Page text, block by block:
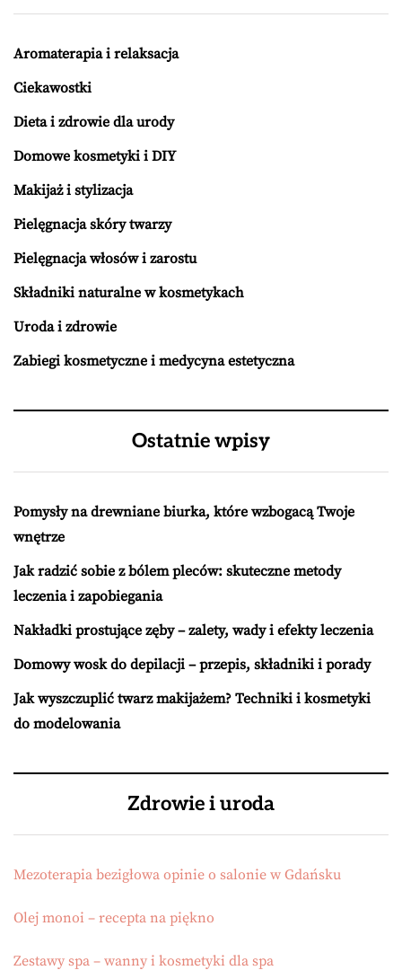
Aromaterapia i relaksacja
Ciekawostki
Dieta i zdrowie dla urody
Domowe kosmetyki i DIY
Makijaż i stylizacja
Pielęgnacja skóry twarzy
Pielęgnacja włosów i zarostu
Składniki naturalne w kosmetykach
Uroda i zdrowie
Zabiegi kosmetyczne i medycyna estetyczna
Ostatnie wpisy
Pomysły na drewniane biurka, które wzbogacą Twoje
wnętrze
Jak radzić sobie z bólem pleców: skuteczne metody
leczenia i zapobiegania
Nakładki prostujące zęby – zalety, wady i efekty leczenia
Domowy wosk do depilacji – przepis, składniki i porady
Jak wyszczuplić twarz makijażem? Techniki i kosmetyki
do modelowania
Zdrowie i uroda
Mezoterapia bezigłowa opinie o salonie w Gdańsku
Olej monoi – recepta na piękno
Zestawy spa – wanny i kosmetyki dla spa